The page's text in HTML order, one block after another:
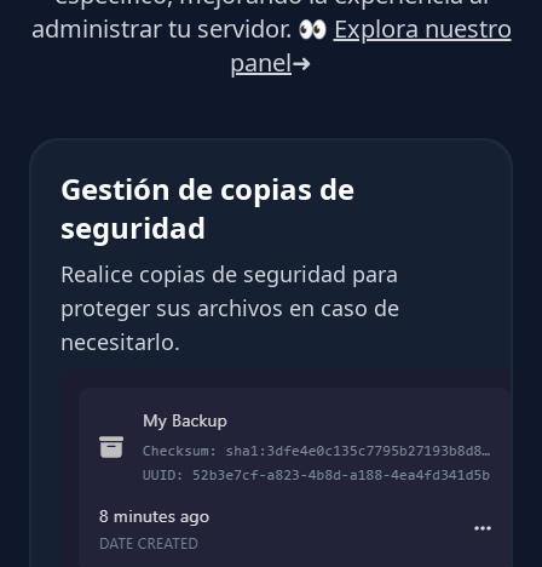
administrar tu servidor. 👀 Explora nuestro
panel➜
Gestión de copias de
seguridad
Realice copias de seguridad para
proteger sus archivos en caso de
necesitarlo.